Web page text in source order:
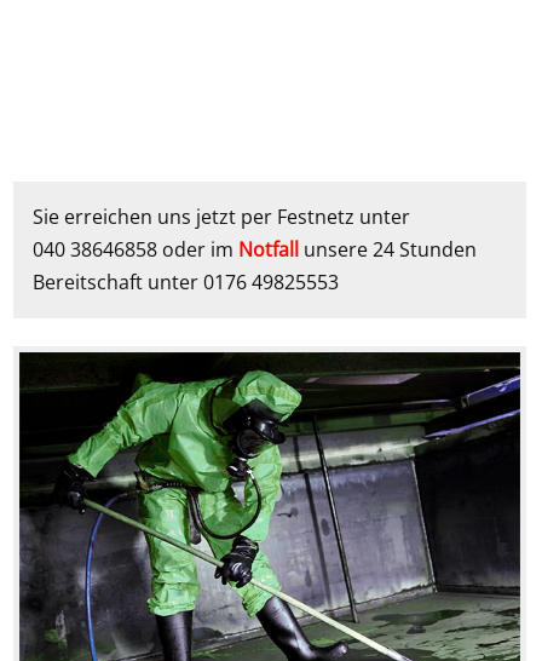
Sie erreichen uns jetzt per Festnetz unter
040 38646858 oder im Notfall unsere 24 Stunden
Bereitschaft unter 0176 49825553